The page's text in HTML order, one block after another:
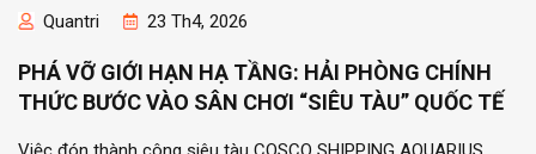
Quantri 23 Th4, 2026
PHÁ VỠ GIỚI HẠN HẠ TẦNG: HẢI PHÒNG CHÍNH
THỨC BƯỚC VÀO SÂN CHƠI “SIÊU TÀU” QUỐC TẾ